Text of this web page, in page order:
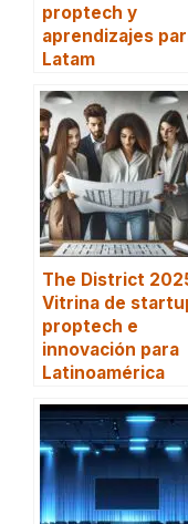
proptech y
aprendizajes
Latam
The District
Vitrina de
proptech e
innovación para
Latinoamérica